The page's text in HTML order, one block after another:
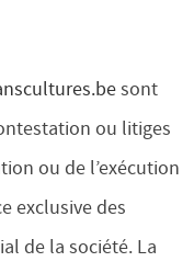
sont
ou litiges
ou de l’exécution
exclusive des
de la société. La